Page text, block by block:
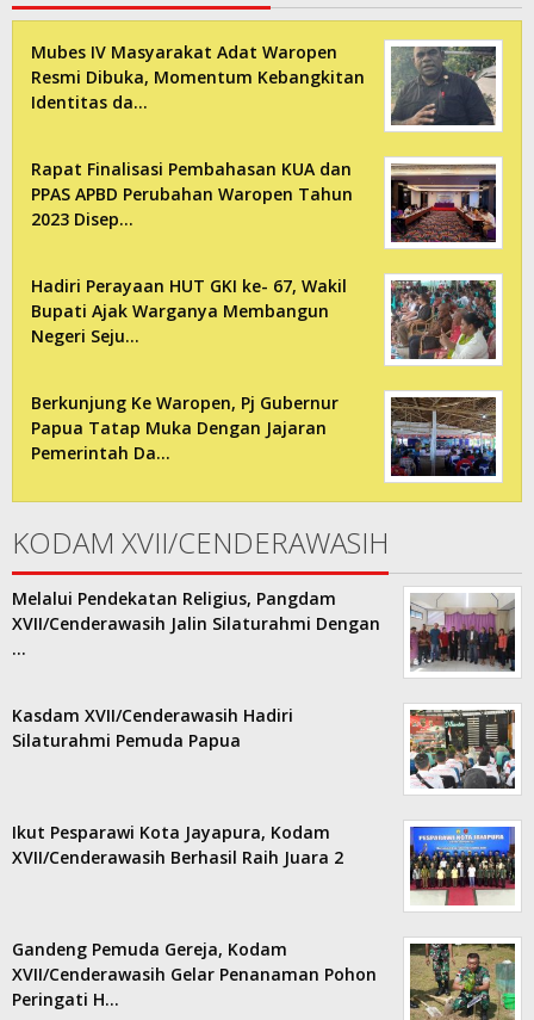
Mubes IV Masyarakat Adat Waropen
Resmi Dibuka, Momentum Kebangkitan
Identitas da…
Rapat Finalisasi Pembahasan KUA dan
PPAS APBD Perubahan Waropen Tahun
2023 Disep…
Hadiri Perayaan HUT GKI ke- 67, Wakil
Bupati Ajak Warganya Membangun
Negeri Seju…
Berkunjung Ke Waropen, Pj Gubernur
Papua Tatap Muka Dengan Jajaran
Pemerintah Da…
KODAM XVII/CENDERAWASIH
Melalui Pendekatan Religius, Pangdam
XVII/Cenderawasih Jalin Silaturahmi Dengan
…
Kasdam XVII/Cenderawasih Hadiri
Silaturahmi Pemuda Papua
Ikut Pesparawi Kota Jayapura, Kodam
XVII/Cenderawasih Berhasil Raih Juara 2
Gandeng Pemuda Gereja, Kodam
XVII/Cenderawasih Gelar Penanaman Pohon
Peringati H…